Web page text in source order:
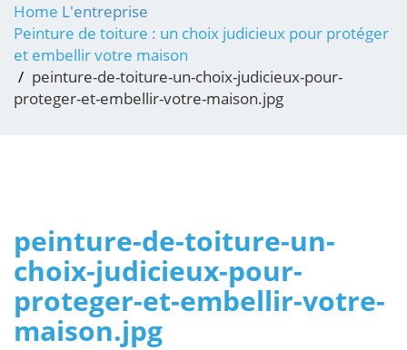
Home L'entreprise
Peinture de toiture : un choix judicieux pour protéger
et embellir votre maison
peinture-de-toiture-un-choix-judicieux-pour-
proteger-et-embellir-votre-maison.jpg
peinture-de-toiture-un-
choix-judicieux-pour-
proteger-et-embellir-votre-
maison.jpg